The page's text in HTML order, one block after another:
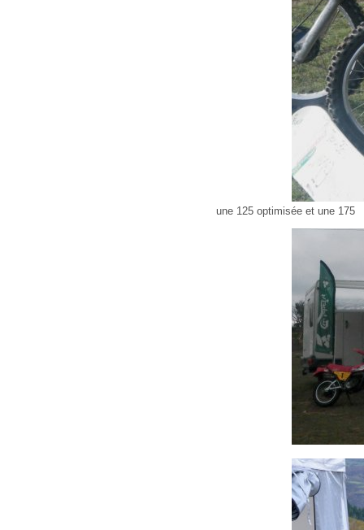
une 125 optimisée et une 175